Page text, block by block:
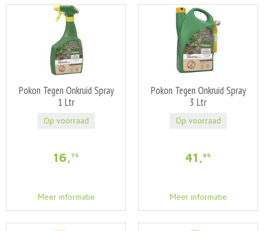
Pokon Tegen Onkruid Spray
1 Ltr
16,75
Meer informatie
Op voorraad
Pokon Tegen Onkruid Spray
3 Ltr
41 ,95
Meer informatie
Op voorraad